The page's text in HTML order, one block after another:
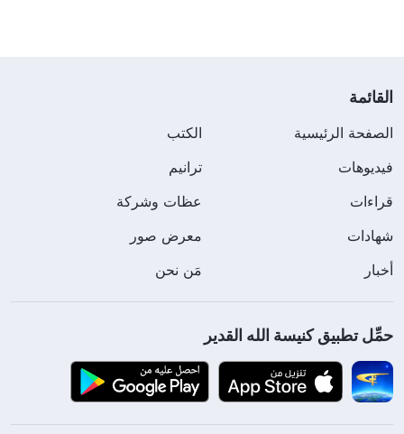
الكلام الذي عبر عنه، معتقدين بدلاً من ذلك أن يسوع
سيموت تمامًا كرجل عادي وأنه لا يستطيع البقاء على قيد
أنهم لم يعرفوا الرب، وأن عددًا أكبر من الناس سيصبحون
ضعفاء وحزناء لأنه صُلب. لذلك، بعد أن عاد الرب يسوع
من بين الأموات، تواصل مع تلاميذه وتحدث إليهم، وفسّرَ
لهم الكتب المقدسة وناجاهم، وأكل معهم، وسمح لتوما أن
يسوع والأفعال التي قام بها بعد قيامته، أكد تلاميذه أن
يأكل ويقيم معهم ويشاركهم حياتهم من قبل، وأنه نفس
القائمة
الصفحة الرئيسية
الكتب
فيديوهات
ترانيم
قراءات
عظات وشركة
شهادات
معرض صور
أخبار
مَن نحن
حمِّل تطبيق كنيسة الله القدير